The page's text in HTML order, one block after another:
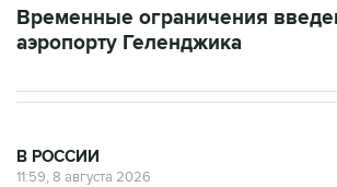
Временные ограничения
аэропорту Геленджика
В РОССИИ
11:59, 8 августа 2026